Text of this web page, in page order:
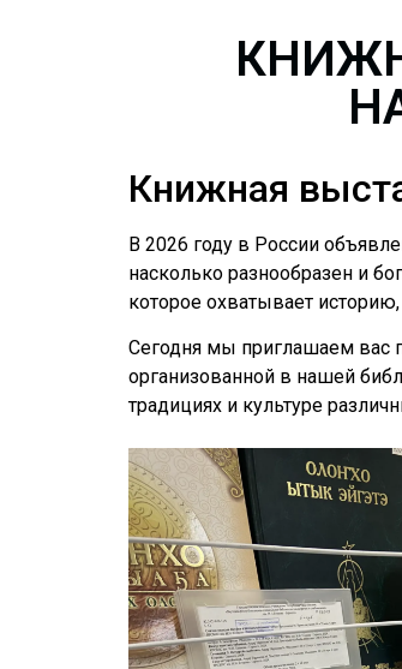
Книжная
В 2026 году в России
насколько разнообразен и
которое охватывает
Сегодня мы приглашаем вас
организованной в нашей
традициях и культуре